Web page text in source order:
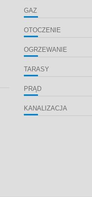
GAZ
OTOCZENIE
OGRZEWANIE
TARASY
PRĄD
KANALIZACJA